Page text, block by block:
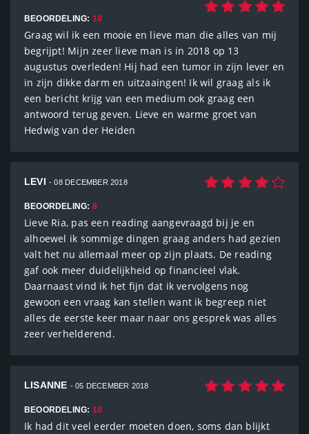
BEOORDELING: 10
Graag wil ik een mooie en lieve man die alles van mij
begrijpt! Mijn zeer lieve man is in 2018 op 13
augustus overleden! Hij had een tumor in zijn lever en
in zijn dikke darm en uitzaaingen! Ik wil graag als ik
een bericht krijg van een medium ook graag een
antwoord terug geven. Lieve en warme groet van
Hedwig van der Heiden
LEVI- 08 DECEMBER 2018
BEOORDELING: 8
Lieve Ria, pas een reading aangevraagd bij je en
alhoewel ik sommige dingen graag anders had gezien
valt het nu allemaal meer op zijn plaats. De reading
gaf ook meer duidelijkheid op financieel vlak.
Daarnaast vind ik het fijn dat ik vervolgens nog
gewoon een vraag kan stellen want ik begreep niet
alles de eerste keer maar naar ons gesprek was alles
zeer verhelderend.
LISANNE - 05 DECEMBER 2018
BEOORDELING: 10
Ik had dit veel eerder moeten doen, soms dan blijkt